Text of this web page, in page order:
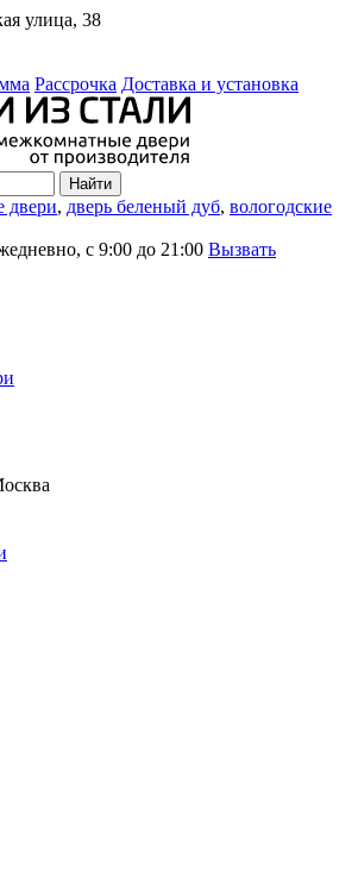
улица, 38
Рассрочка Доставка и установка
двери, дверь беленый дуб, вологодские
с 9:00 до 21:00 Вызвать